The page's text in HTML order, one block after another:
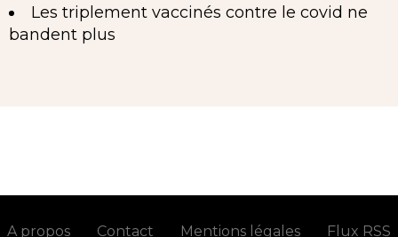
Les triplement vaccinés contre le covid ne
bandent plus
A propos Contact Mentions légales Flux RSS